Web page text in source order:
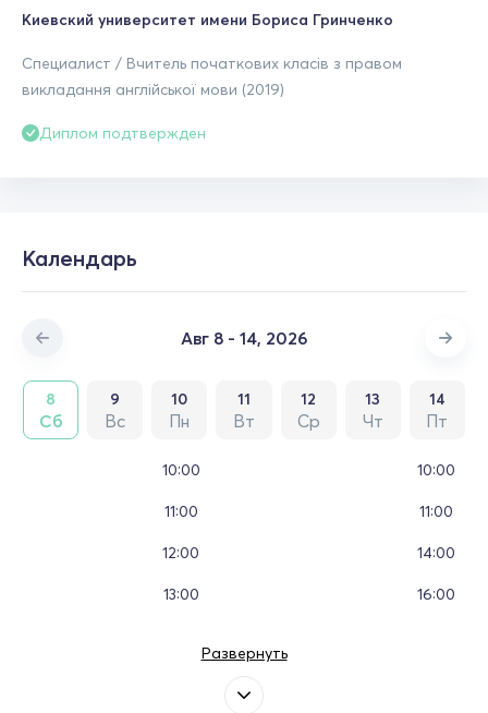
Киевский университет имени Бориса Гринченко
Специалист / Вчитель початкових класів з правом
викладання англійської мови (2019)
Диплом подтвержден
Календарь
Авг 8 - 14, 2026
8
Сб
9
Вс
10
Пн
11
Вт
12
Ср
13
Чт
14
Пт
10:00
11:00
12:00
13:00
10:00
11:00
14:00
16:00
Развернуть